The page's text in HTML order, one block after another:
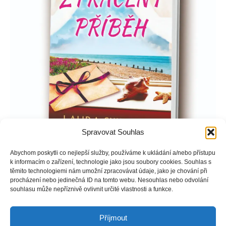
Spravovat Souhlas
Abychom poskytli co nejlepší služby, používáme k ukládání a/nebo přístupu
k informacím o zařízení, technologie jako jsou soubory cookies. Souhlas s
těmito technologiemi nám umožní zpracovávat údaje, jako je chování při
procházení nebo jedinečná ID na tomto webu. Nesouhlas nebo odvolání
souhlasu může nepříznivě ovlivnit určité vlastnosti a funkce.
Příjmout
Grace se po rozvodu přestěhuje do domu po babičce v
malebné přímořské vesnici. Při procházení jejích věcí objeví
romantické dopisy z druhé světové války, podepsané „Henri“.
nic neříká?